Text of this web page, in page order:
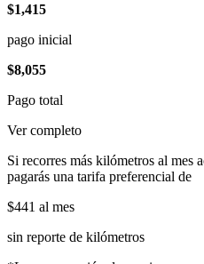
$1,415
pago inicial
$8,055
Pago total
Ver completo
Si recorres más kilómetros al mes
pagarás una tarifa preferencial de
$441 al mes
sin reporte de kilómetros